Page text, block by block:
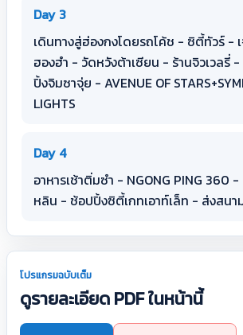
Day 3
เดินทางสู่ฮ่องกงโดยรถโค้ช - ซิตี้ทัวร์ -
ฮองฮำ - วัดหวังต้าเซียน - ร้านจิวเวลรี่
ปิ้งจิมซาจุ่ย - AVENUE OF
LIGHTS
Day 4
อาหารเช้าติ่มซำ - NGONG PING 360
หลิน - ช้อปปิ้งซิตี้เกทเอาท์เล็ท - ส่งสน
โปรแกรมฉบับเต็ม
ดูรายละเอียด PDF ในหน้านี้